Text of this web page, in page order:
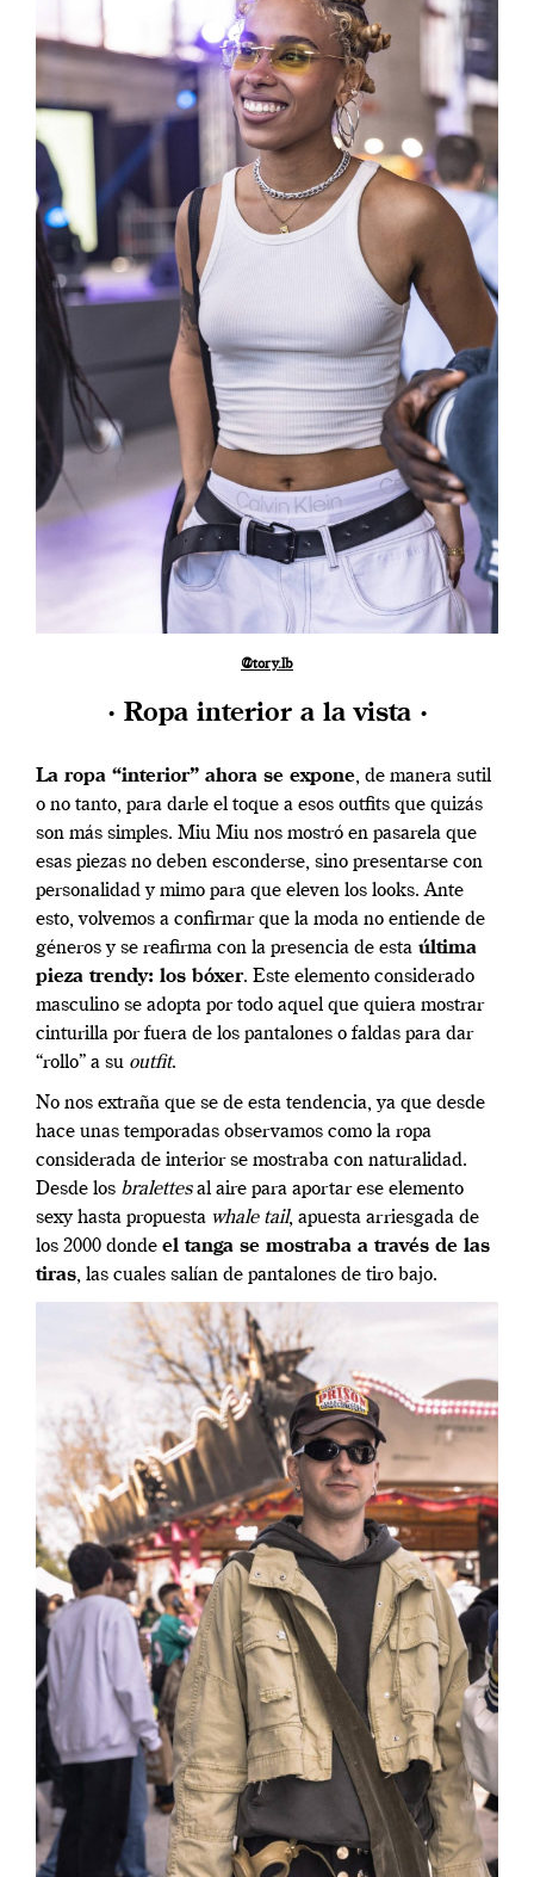
@tory.lb
· Ropa interior a la vista ·
La ropa “interior” ahora se expone, de manera sutil
o no tanto, para darle el toque a esos outfits que quizás
son más simples. Miu Miu nos mostró en pasarela que
esas piezas no deben esconderse, sino presentarse con
personalidad y mimo para que eleven los looks. Ante
esto, volvemos a confirmar que la moda no entiende de
géneros y se reafirma con la presencia de esta última
pieza trendy: los bóxer. Este elemento considerado
masculino se adopta por todo aquel que quiera mostrar
cinturilla por fuera de los pantalones o faldas para dar
“rollo” a su outfit.
No nos extraña que se de esta tendencia, ya que desde
hace unas temporadas observamos como la ropa
considerada de interior se mostraba con naturalidad.
Desde los bralettesal aire para aportar ese elemento
sexy hasta propuesta whale tail, apuesta arriesgada de
los 2000 donde el tanga se mostraba a través de las
tiras, las cuales salían de pantalones de tiro bajo.